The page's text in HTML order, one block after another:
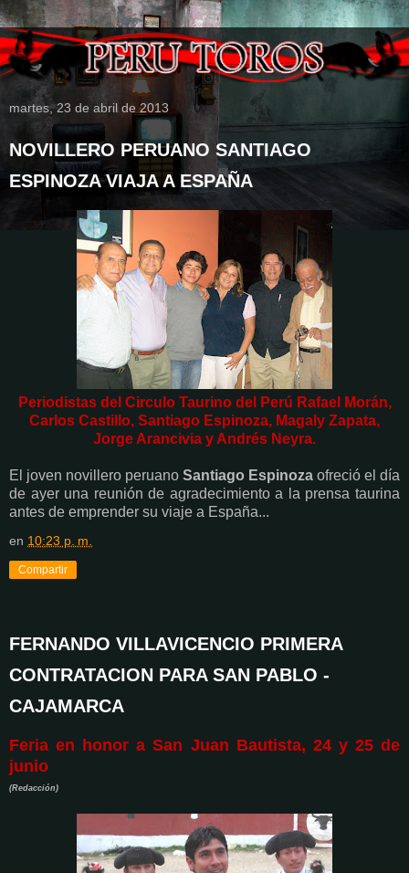
martes, 23 de abril de 2013
NOVILLERO PERUANO SANTIAGO
ESPINOZA VIAJA A ESPAÑA
Periodistas del Circulo Taurino del Perú Rafael Morán,
Carlos Castillo, Santiago Espinoza, Magaly Zapata,
Jorge Arancivia y Andrés Neyra.
El joven novillero peruano Santiago Espinoza ofreció el día
de ayer una reunión de agradecimiento a la prensa taurina
antes de emprender su viaje a España...
en 10:23 p. m.
Compartir
FERNANDO VILLAVICENCIO PRIMERA
CONTRATACION PARA SAN PABLO -
CAJAMARCA
Feria en honor a San Juan Bautista, 24 y 25 de
junio
(Redacción)